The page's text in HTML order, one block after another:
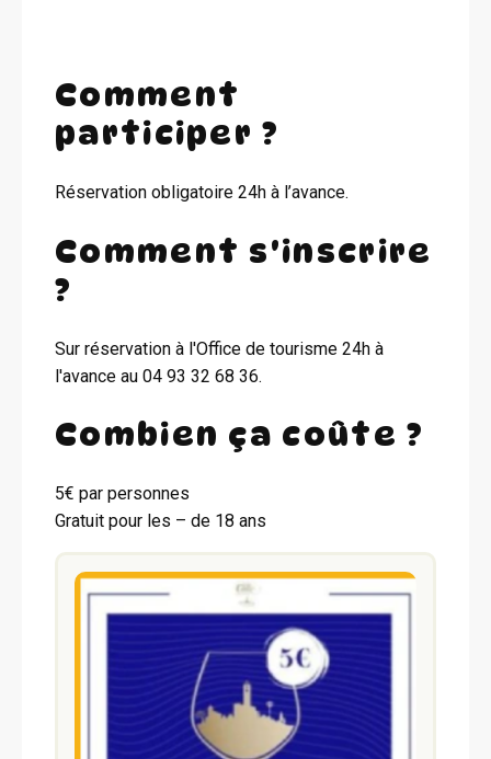
Comment
participer ?
Réservation obligatoire 24h à l’avance.
Comment s'inscrire
?
Sur réservation à l'Office de tourisme 24h à
l'avance au 04 93 32 68 36.
Combien ça coûte ?
5€ par personnes
Gratuit pour les – de 18 ans